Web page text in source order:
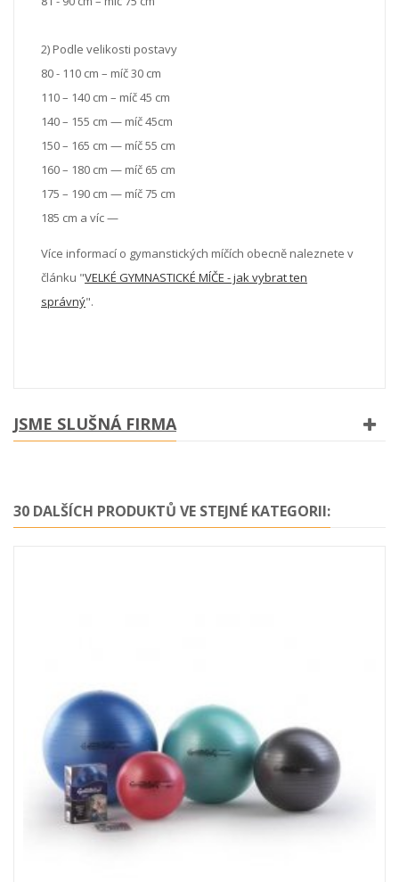
2) Podle velikosti postavy
80 - 110 cm – míč 30 cm
110 – 140 cm – míč 45 cm
140 – 155 cm — míč 45cm
150 – 165 cm — míč 55 cm
160 – 180 cm — míč 65 cm
175 – 190 cm — míč 75 cm
185 cm a víc —
Více informací o gymanstických míčích obecně naleznete v
článku "VELKÉ GYMNASTICKÉ MÍČE - jak vybrat ten
správný".
JSME SLUŠNÁ FIRMA
30 DALŠÍCH PRODUKTŮ VE STEJNÉ KATEGORII: